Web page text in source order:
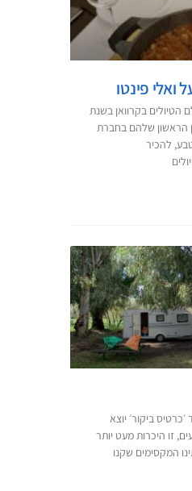
ואלי פינטו
הטיולים בקרוואן בשנת
הראשון שלהם בחברת
להכיר
2021 עוד ׳כרטיס ביקור׳ יוצא
זו היכרות מעט יותר
המקסימים שקנו